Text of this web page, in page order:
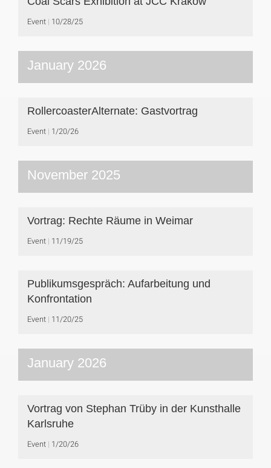
Event 10/28/25
January 2026
RollercoasterAlternate: Gastvortrag
Event 1/20/26
November 2025
Vortrag: Rechte Räume in Weimar
Event 11/19/25
Publikumsgespräch: Aufarbeitung und
Konfrontation
Event 11/20/25
January 2026
Vortrag von Stephan Trüby in der Kunsthalle
Karlsruhe
Event 1/20/26